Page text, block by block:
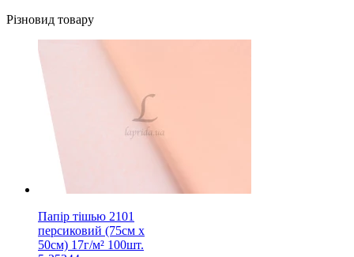
Різновид товару
Папір тішью 2101
персиковий (75см х
50см) 17г/м² 100шт.